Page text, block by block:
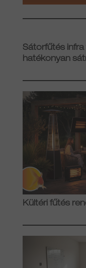
Sátorfűtés
hatékonyan
Kültéri fűtés